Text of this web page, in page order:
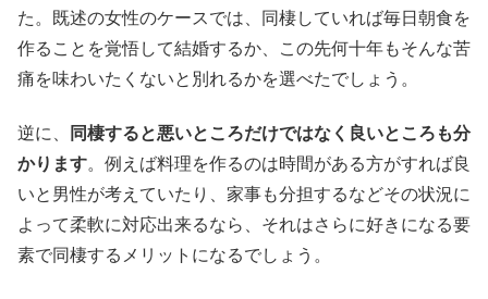
た。既述の女性のケースでは、同棲していれば毎日朝食を
作ることを覚悟して結婚するか、この先何十年もそんな苦
痛を味わいたくないと別れるかを選べたでしょう。
逆に、
同棲すると悪いところだけではなく良いところも分
かります。例えば料理を作るのは時間がある方がすれば良
いと男性が考えていたり、家事も分担するなどその状況に
よって柔軟に対応出来るなら、それはさらに好きになる要
素で同棲するメリットになるでしょう。